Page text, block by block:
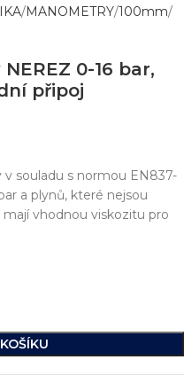
MANOMETRY 100mm
0-16 bar,
připoj
souladu s normou EN837-
a plynů, které nejsou
vhodnou viskozitu pro